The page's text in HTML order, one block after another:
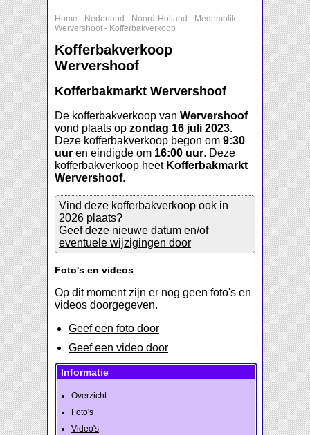
Home - Nederland - Noord-Holland - Medemblik -
Wervershoof- Kofferbakverkoop
Kofferbakverkoop
Wervershoof
Kofferbakmarkt Wervershoof
De kofferbakverkoop van Wervershoof
vond plaats op zondag 16 juli 2023.
Deze kofferbakverkoop begon om 9:30
uur en eindigde om 16:00 uur. Deze
kofferbakverkoop heet Kofferbakmarkt
Wervershoof.
Vind deze kofferbakverkoop ook in
2026 plaats?
Geef deze nieuwe datum en/of
eventuele wijzigingen door
Foto's en videos
Op dit moment zijn er nog geen foto's en
videos doorgegeven.
Geef een foto door
Geef een video door
Informatie
Overzicht
Foto's
Video's